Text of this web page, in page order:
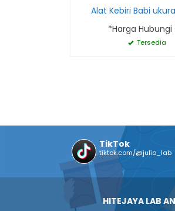
Alat Kebiri Babi
*Harga Hubungi
Tersedia
TikTok
tiktok.com/@julio_lab
HITEJAYA LAB